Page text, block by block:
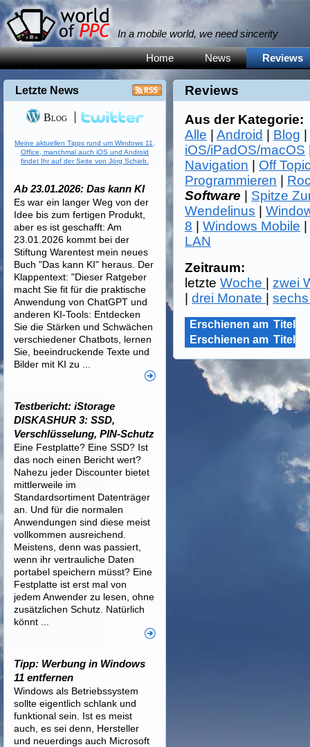
In a mobile world, we need sincerity
Home News Reviews
Reviews
Aus der Kategorie:
Alle |Android Blog
iOS/iPadOS/macOS
Navigation
Off
Programmieren
Software
Spitze
Wendelinus |
8 |Windows Mobile
LAN
Zeitraum:
letzteWoche
zwei
|drei Monate |
Erschienen am Titel
Erschienen am Titel
Letzte News
Blog
Meine aktuellen Tipps rund um Windows 11,
Office, manchmal auch iOS und Android
findet Ihr auf der Seite von Jörg Schieb.
Ab 23.01.2026: Das kann KI
Es war ein langer Weg von der
Idee bis zum fertigen Produkt,
aber es ist geschafft: Am
23.01.2026 kommt bei der
Stiftung Warentest mein neues
Buch "Das kann KI" heraus. Der
Klappentext: "Dieser Ratgeber
macht Sie fit für die praktische
Anwendung von ChatGPT und
anderen KI-Tools: Entdecken
Sie die Stärken und Schwächen
verschiedener Chatbots, lernen
Sie, beeindruckende Texte und
Bilder mit KI zu ...
Testbericht: iStorage
DISKASHUR 3: SSD,
Verschlüsselung, PIN-Schutz
Eine Festplatte? Eine SSD? Ist
das noch einen Bericht wert?
Nahezu jeder Discounter bietet
mittlerweile im
Standardsortiment Datenträger
an. Und für die normalen
Anwendungen sind diese meist
vollkommen ausreichend.
Meistens, denn was passiert,
wenn ihr vertrauliche Daten
portabel speichern müsst? Eine
Festplatte ist erst mal von
jedem Anwender zu lesen, ohne
zusätzlichen Schutz. Natürlich
könnt ...
Tipp: Werbung in Windows
11 entfernen
Windows als Betriebssystem
sollte eigentlich schlank und
funktional sein. Ist es meist
auch, es sei denn, Hersteller
und neuerdings auch Microsoft